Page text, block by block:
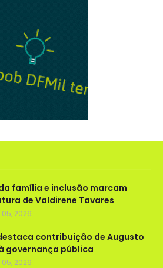
família e inclusão marcam
de Valdirene Tavares
2026
contribuição de Augusto
governança pública
2026